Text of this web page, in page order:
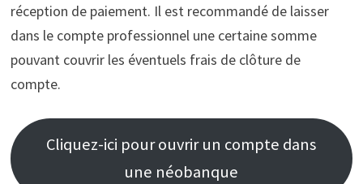
réception de paiement. Il est recommandé de laisser
dans le compte professionnel une certaine somme
pouvant couvrir les éventuels frais de clôture de
compte.
Cliquez-ici pour ouvrir un compte dans
une néobanque